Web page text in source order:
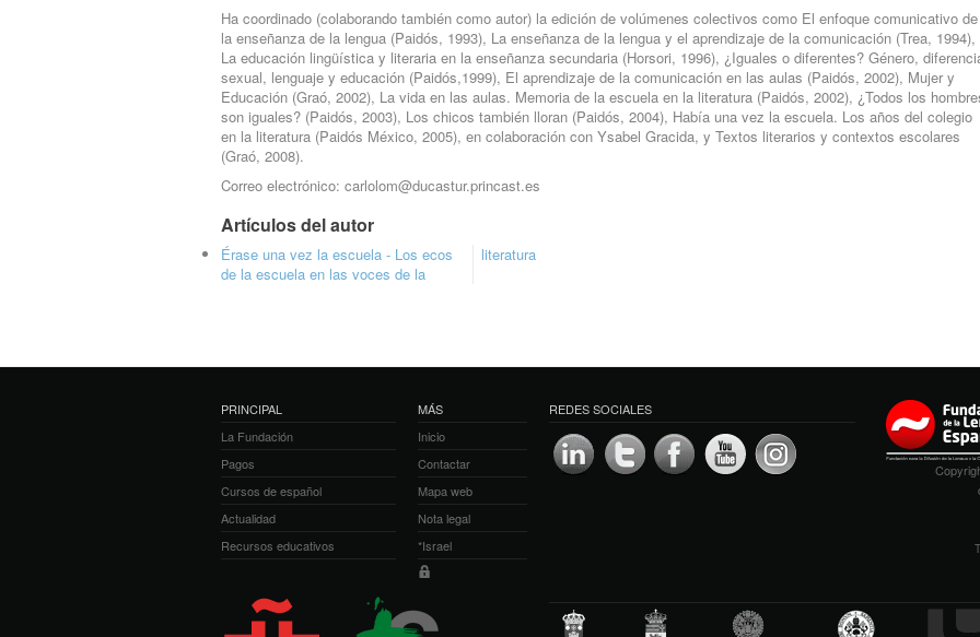
Ha coordinado (colaborando también como autor) la edición de volúmenes colectivos como El enfoque comunicativo de
la enseñanza de la lengua (Paidós, 1993), La enseñanza de la lengua y el aprendizaje de la comunicación (Trea, 1994),
La educación lingüística y literaria en la enseñanza secundaria (Horsori, 1996), ¿Iguales o diferentes? Género,
sexual, lenguaje y educación (Paidós,1999), El aprendizaje de la comunicación en las aulas (Paidós, 2002), Mujer y
Educación (Graó, 2002), La vida en las aulas. Memoria de la escuela en la literatura (Paidós, 2002), ¿Todos los
son iguales? (Paidós, 2003), Los chicos también lloran (Paidós, 2004), Había una vez la escuela. Los años del colegio
en la literatura (Paidós México, 2005), en colaboración con Ysabel Gracida, y Textos literarios y contextos escolares
(Graó, 2008).
Correo electrónico: carlolom@ducastur.princast.es
Artículos del autor
Érase una vez la escuela - Los ecos
de la escuela en las voces de la
literatura
PRINCIPAL
La Fundación
Pagos
Cursos de español
Actualidad
Recursos educativos
MÁS
Inicio
Contactar
Mapa web
Nota legal
*Israel
REDES SOCIALES